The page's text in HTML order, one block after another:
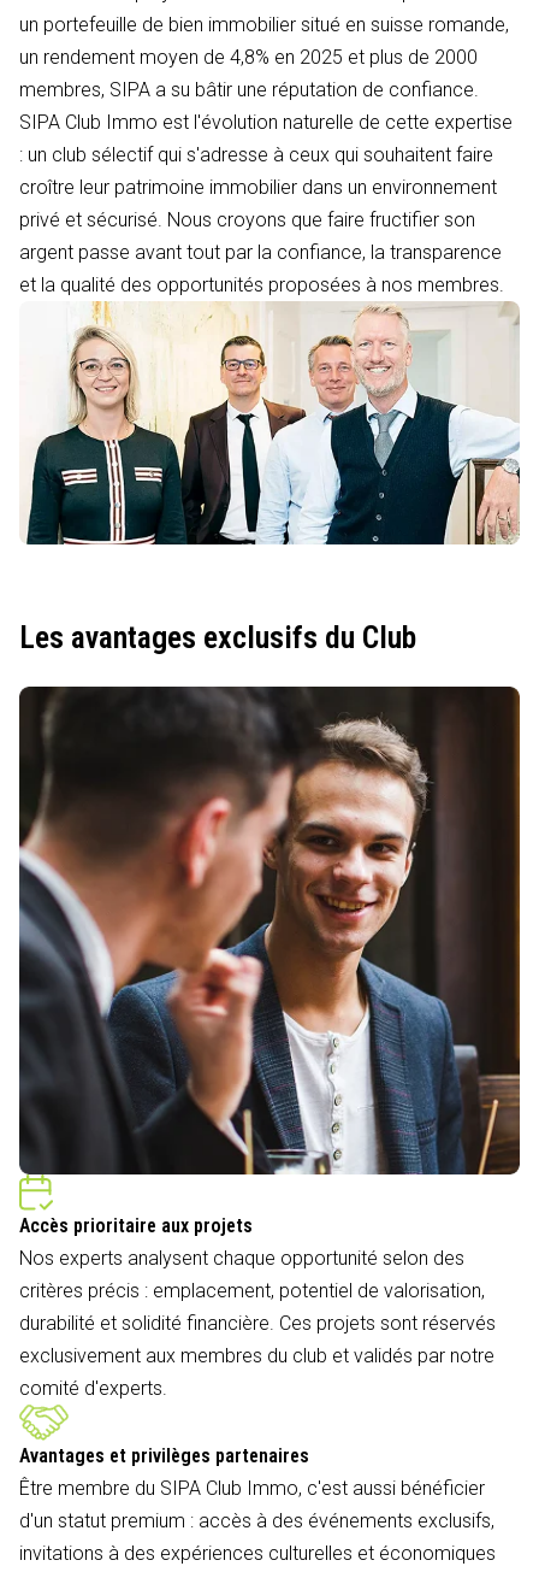
un portefeuille de bien immobilier situé en suisse romande,
un rendement moyen de 4,8% en 2025 et plus de 2000
membres, SIPA a su bâtir une réputation de confiance.
SIPA Club Immo est l'évolution naturelle de cette expertise
: un club sélectif qui s'adresse à ceux qui souhaitent faire
croître leur patrimoine immobilier dans un environnement
privé et sécurisé. Nous croyons que faire fructifier son
argent passe avant tout par la confiance, la transparence
et la qualité des opportunités proposées à nos membres.
Les avantages exclusifs du Club
Accès prioritaire aux projets
Nos experts analysent chaque opportunité selon des
critères précis : emplacement, potentiel de valorisation,
durabilité et solidité financière. Ces projets sont réservés
exclusivement aux membres du club et validés par notre
comité d'experts.
Avantages et privilèges partenaires
Être membre du SIPA Club Immo, c'est aussi bénéficier
d'un statut premium : accès à des événements exclusifs,
invitations à des expériences culturelles et économiques